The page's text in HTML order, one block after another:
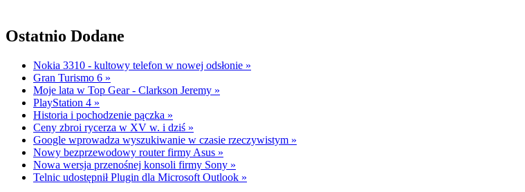
Ostatnio Dodane
Nokia 3310 - kultowy telefon w nowej odsłonie »
Gran Turismo 6 »
Moje lata w Top Gear - Clarkson Jeremy »
PlayStation 4 »
Historia i pochodzenie pączka »
Ceny zbroi rycerza w XV w. i dziś »
Google wprowadza wyszukiwanie w czasie rzeczywistym »
Nowy bezprzewodowy router firmy Asus »
Nowa wersja przenośnej konsoli firmy Sony »
Telnic udostępnił Plugin dla Microsoft Outlook »